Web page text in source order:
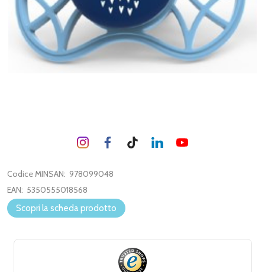
Codice MINSAN: 978099048
EAN: 5350555018568
Scopri la scheda prodotto